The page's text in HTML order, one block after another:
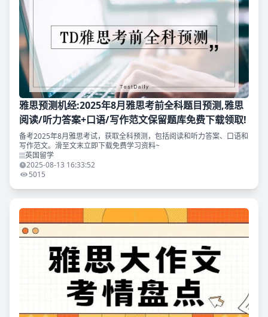
雅思预测机经:2025年8月雅思考前全科题目预测,雅思
阅读/听力答案+口语/写作范文保留题库免费下载领取!
备考2025年8月雅思考试，获取全科预测，包括阅读和听力答案、口语和
写作范文。滑至文末立即下载免费学习资料~
英国留学
2025-08-13 16:33:52
5015